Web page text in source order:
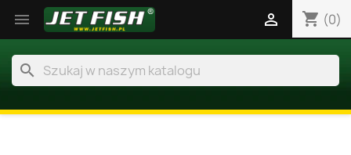
 shopping_cart (0)

search